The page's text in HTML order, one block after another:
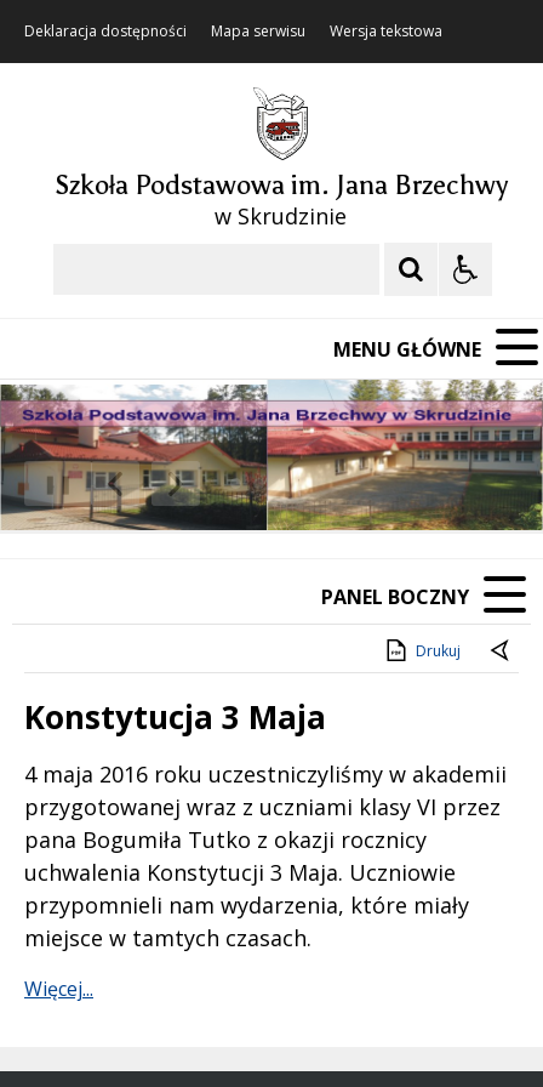
Deklaracja dostępności Mapa serwisu Wersja tekstowa
Szkoła Podstawowa im. Jana Brzechwy
w Skrudzinie
MENU GŁÓWNE
Poprzedni Element
Następny Element
❚❚
PANEL BOCZNY
Drukuj
Konstytucja 3 Maja
Treść
4 maja 2016 roku uczestniczyliśmy w akademii
przygotowanej wraz z uczniami klasy VI przez
pana Bogumiła Tutko z okazji rocznicy
uchwalenia Konstytucji 3 Maja. Uczniowie
przypomnieli nam wydarzenia, które miały
miejsce w tamtych czasach.
Więcej...